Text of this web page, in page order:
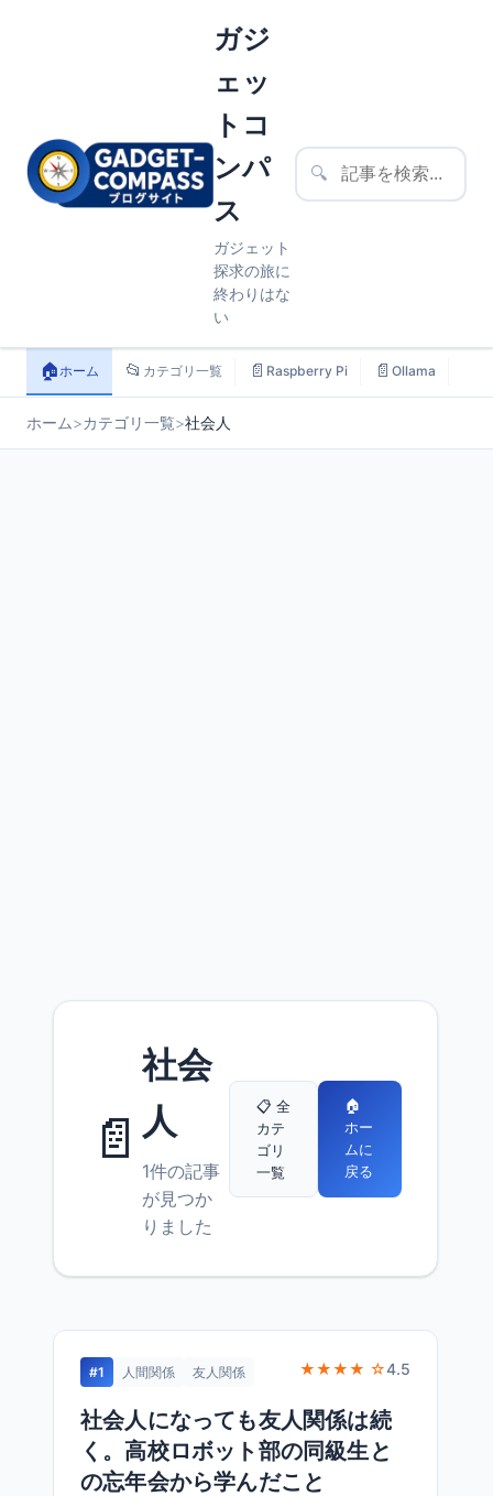
ガジ
ェッ
トコ
ンパ
ス
ガジェット
探求の旅に
終わりはな
い
🔍
🏠ホーム 📂 カテゴリ一覧 📄 Raspberry Pi 📄 Ollama
ホーム>カテゴリ一覧>社会人
📄
社会
人
1件の記事
が見つか
りました
📋 全
カテ
ゴリ
一覧
🏠
ホー
ムに
戻る
#1 人間関係 友人関係 ★★★★ ☆4.5
社会人になっても友人関係は続
く。高校ロボット部の同級生と
の忘年会から学んだこと